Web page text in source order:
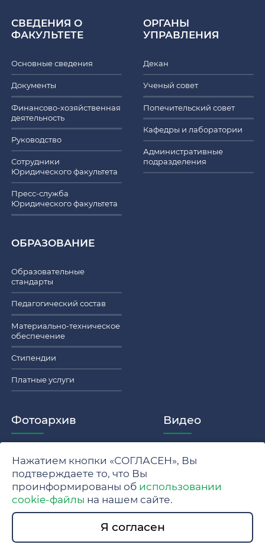
СВЕДЕНИЯ О
ФАКУЛЬТЕТЕ
Основные сведения
Документы
Финансово-хозяйственная
деятельность
Руководство
Сотрудники
Юридического факультета
Пресс-служба
Юридического факультета
ОРГАНЫ
УПРАВЛЕНИЯ
Декан
Ученый совет
Попечительский совет
Кафедры и лаборатории
Административные
подразделения
ОБРАЗОВАНИЕ
Образовательные
стандарты
Педагогический состав
Материально-техническое
обеспечение
Стипендии
Платные услуги
Фотоархив Видео
Политика обработки персональных данных МГУ
Положение об обработке и защите персональных данных
© 2024 Московский государственный университет имени
Разработка сайта www.swe.ru
Нажатием кнопки «СОГЛАСЕН», Вы
подтверждаете то, что Вы
проинформированы об использовании
cookie-файлы на нашем сайте.
Я согласен